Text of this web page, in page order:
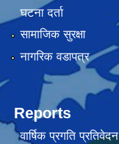
घटना दर्ता
सामाजिक सुरक्षा
नागरिक वडापत्र
Reports
वार्षिक प्रगति प्रतिवेदन